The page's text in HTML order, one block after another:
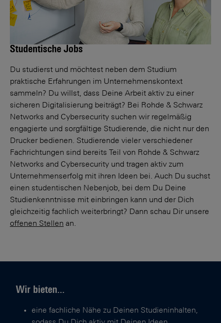
Studentische Jobs
Du studierst und möchtest neben dem Studium
praktische Erfahrungen im Unternehmenskontext
sammeln? Du willst, dass Deine Arbeit aktiv zu einer
sicheren Digitalisierung beiträgt? Bei Rohde & Schwarz
Networks and Cybersecurity suchen wir regelmäßig
engagierte und sorgfältige Studierende, die nicht nur den
Drucker bedienen. Studierende vieler verschiedener
Fachrichtungen sind bereits Teil von Rohde & Schwarz
Networks and Cybersecurity und tragen aktiv zum
Unternehmenserfolg mit ihren Ideen bei. Auch Du suchst
einen studentischen Nebenjob, bei dem Du Deine
Studienkenntnisse mit einbringen kann und der Dich
gleichzeitig fachlich weiterbringt? Dann schau Dir unsere
offenen Stellen an.
Wir bieten...
eine fachliche Nähe zu Deinen Studieninhalten,